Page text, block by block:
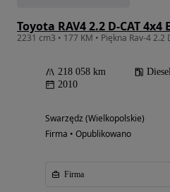
Toyota RAV4 2.2 D-CAT 4x4
218 058 km Diesel
2010
Swarzędz (Wielkopolskie)
Firma • Opublikowano
Firma